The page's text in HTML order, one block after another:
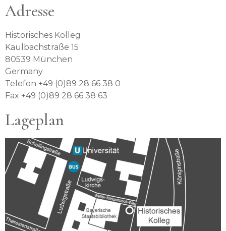
Adresse
Historisches Kolleg
Kaulbachstraße 15
80539 München
Germany
Telefon +49 (0)89 28 66 38 0
Fax +49 (0)89 28 66 38 63
Lageplan